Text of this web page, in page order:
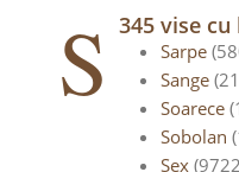
S 345 vise cu
Sarpe
Sange
Soarece
Sobolan
Sex